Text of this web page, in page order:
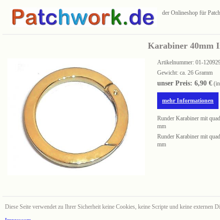
der Onlineshop für
Karabiner 40mm
Artikelnummer: 01-
Gewicht: ca. 26 Gramm
unser Preis: 6,90 €
mehr Informationen
Runder Karabiner mit
mm
Runder Karabiner mit
mm
Diese Seite verwendet zu Ihrer Sicherheit keine Cookies, keine Scripte und keine externen